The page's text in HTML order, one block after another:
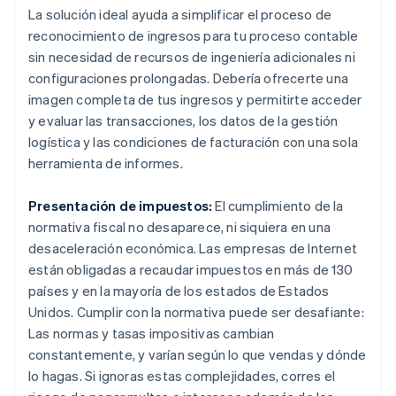
La solución ideal ayuda a simplificar el proceso de
reconocimiento de ingresos para tu proceso contable
sin necesidad de recursos de ingeniería adicionales ni
configuraciones prolongadas. Debería ofrecerte una
imagen completa de tus ingresos y permitirte acceder
y evaluar las transacciones, los datos de la gestión
logística y las condiciones de facturación con una sola
herramienta de informes.
Presentación de impuestos: El cumplimiento de la
normativa fiscal no desaparece, ni siquiera en una
desaceleración económica. Las empresas de Internet
están obligadas a recaudar impuestos en más de 130
países y en la mayoría de los estados de Estados
Unidos. Cumplir con la normativa puede ser desafiante:
Las normas y tasas impositivas cambian
constantemente, y varían según lo que vendas y dónde
lo hagas. Si ignoras estas complejidades, corres el